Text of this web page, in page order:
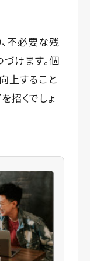
不必要な残
けます。個
上すること
招くでしょ